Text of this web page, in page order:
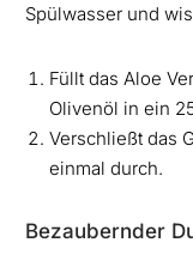
Spülwasser und
Füllt das Aloe
Olivenöl in ein
Verschließt das
einmal durch.
Bezaubernder